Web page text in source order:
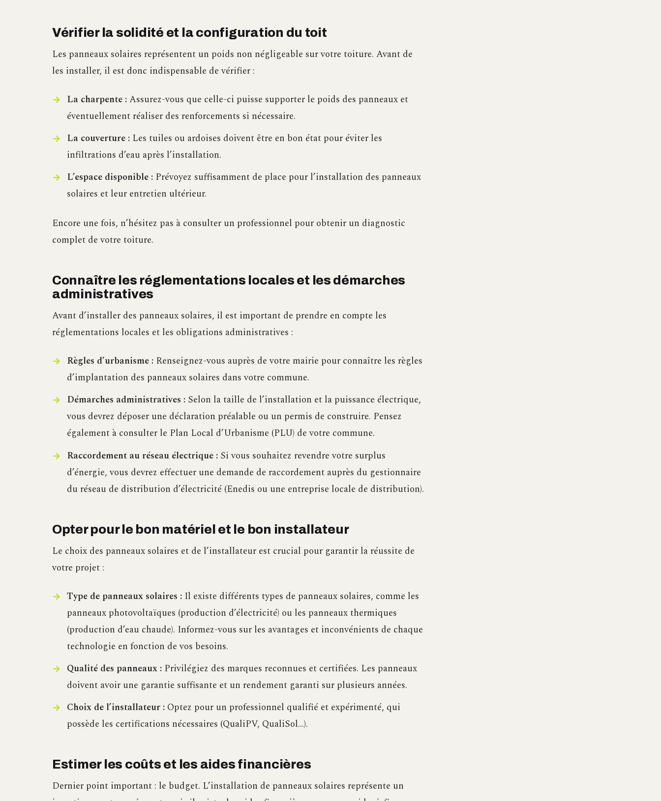
Vérifier la solidité et la configuration du toit
Les panneaux solaires représentent un poids non négligeable sur votre toiture. Avant de
les installer, il est donc indispensable de vérifier :
La charpente :Assurez-vous que celle-ci puisse supporter le poids des panneaux et
éventuellement réaliser des renforcements si nécessaire.
La couverture :Les tuiles ou ardoises doivent être en bon état pour éviter les
infiltrations d’eau après l’installation.
L’espace disponible :Prévoyez suffisamment de place pour l’installation des panneaux
solaires et leur entretien ultérieur.
Encore une fois, n’hésitez pas à consulter un professionnel pour obtenir un diagnostic
complet de votre toiture.
Connaître les réglementations locales et les démarches
administratives
Avant d’installer des panneaux solaires, il est important de prendre en compte les
réglementations locales et les obligations administratives :
Règles d’urbanisme :Renseignez-vous auprès de votre mairie pour connaître les règles
d’implantation des panneaux solaires dans votre commune.
Démarches administratives :Selon la taille de l’installation et la puissance électrique,
vous devrez déposer une déclaration préalable ou un permis de construire. Pensez
également à consulter le Plan Local d’Urbanisme (PLU) de votre commune.
Raccordement au réseau électrique :Si vous souhaitez revendre votre surplus
d’énergie, vous devrez effectuer une demande de raccordement auprès du gestionnaire
du réseau de distribution d’électricité (Enedis ou une entreprise locale de distribution).
Opter pour le bon matériel et le bon installateur
Le choix des panneaux solaires et de l’installateur est crucial pour garantir la réussite de
votre projet :
Type de panneaux solaires :Il existe différents types de panneaux solaires, comme les
panneaux photovoltaïques (production d’électricité) ou les panneaux thermiques
(production d’eau chaude). Informez-vous sur les avantages et inconvénients de chaque
technologie en fonction de vos besoins.
Qualité des panneaux :Privilégiez des marques reconnues et certifiées. Les panneaux
doivent avoir une garantie suffisante et un rendement garanti sur plusieurs années.
Choix de l’installateur :Optez pour un professionnel qualifié et expérimenté, qui
possède les certifications nécessaires (QualiPV, QualiSol…).
Estimer les coûts et les aides financières
Dernier point important : le budget. L’installation de panneaux solaires représente un